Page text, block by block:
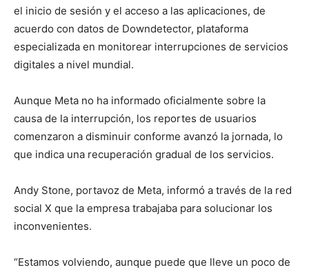
el inicio de sesión y el acceso a las aplicaciones, de
acuerdo con datos de Downdetector, plataforma
especializada en monitorear interrupciones de servicios
digitales a nivel mundial.
Aunque Meta no ha informado oficialmente sobre la
causa de la interrupción, los reportes de usuarios
comenzaron a disminuir conforme avanzó la jornada, lo
que indica una recuperación gradual de los servicios.
Andy Stone, portavoz de Meta, informó a través de la red
social X que la empresa trabajaba para solucionar los
inconvenientes.
“Estamos volviendo, aunque puede que lleve un poco de